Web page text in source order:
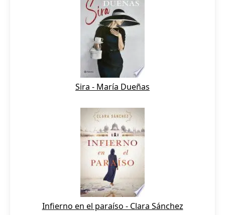
Sira - María Dueñas
Infierno en el paraíso - Clara Sánchez